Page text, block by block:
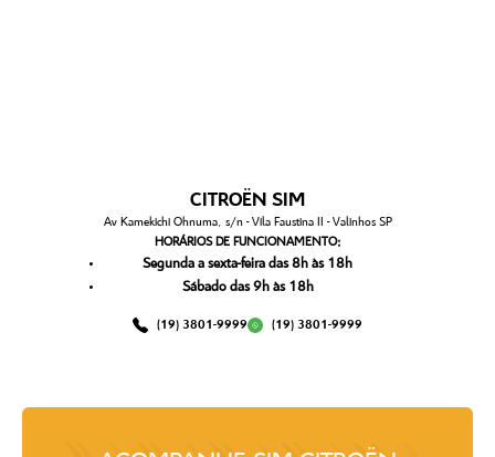
CITROËN SIM
Av Kamekichi Ohnuma, s/n - Vila Faustina II - Valinhos SP
HORÁRIOS DE FUNCIONAMENTO:
Segunda a sexta-feira das 8h às 18h
Sábado das 9h às 18h
(19) 3801-9999 (19) 3801-9999